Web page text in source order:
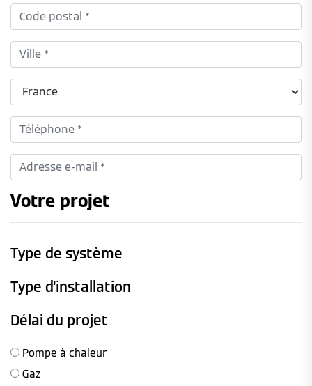
Votre projet
Type de système
Type d'installation
Délai du projet
Pompe à chaleur
Gaz